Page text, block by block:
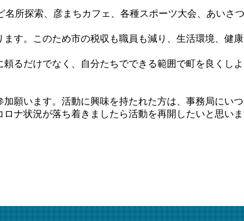
所探索、彦まちカフェ、各種スポーツ大会、あいさ
す。このため市の税収も職員も減り、生活環境、健
るだけでなく、自分たちでできる範囲で町を良くし
願います。活動に興味を持たれた方は、事務局にいつ
ナ状況が落ち着きましたら活動を再開したいと思い